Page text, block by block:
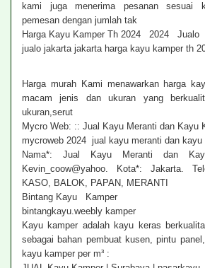
kami juga menerima pesanan sesuai
pemesan dengan jumlah tak
Harga Kayu Kamper Th 2024 2024 Jualo
jualo jakarta jakarta harga kayu kamper th
Harga murah Kami menawarkan harga
macam jenis dan ukuran yang
ukuran,serut
Mycro Web: :: Jual Kayu Meranti dan Kayu
mycroweb 2024 jual kayu meranti dan kayu
Nama*: Jual Kayu Meranti dan
Kevin_coow@yahoo. Kota*: Jakarta.
KASO, BALOK, PAPAN, MERANTI
Bintang Kayu Kamper
bintangkayu.weebly kamper
Kayu kamper adalah kayu keras
sebagai bahan pembuat kusen, pintu
kayu kamper per m³ :